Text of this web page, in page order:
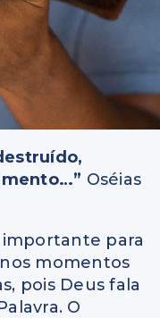
Oséias
para
momentos
pois Deus fala
O